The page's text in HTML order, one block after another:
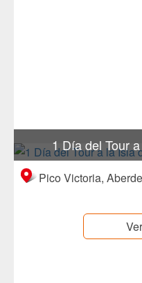
1 Día del Tour
Pico Victoria,